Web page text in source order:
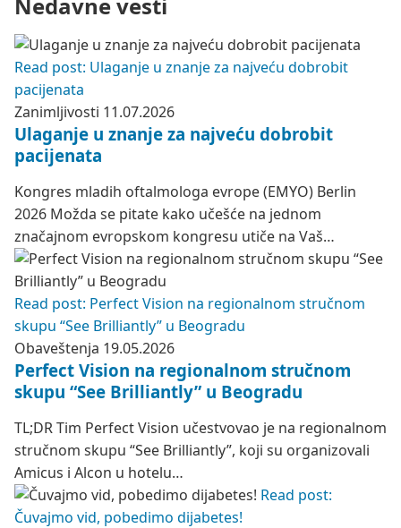
Read post: Ulaganje u znanje za najveću dobrobit
pacijenata
Zanimljivosti 11.07.2026
Ulaganje u znanje za najveću dobrobit
pacijenata
Kongres mladih oftalmologa evrope (EMYO) Berlin
2026 Možda se pitate kako učešće na jednom
značajnom evropskom kongresu utiče na Vaš…
Read post: Perfect Vision na regionalnom stručnom
skupu “See Brilliantly” u Beogradu
Obaveštenja 19.05.2026
Perfect Vision na regionalnom stručnom
skupu “See Brilliantly” u Beogradu
TL;DR Tim Perfect Vision učestvovao je na regionalnom
stručnom skupu “See Brilliantly”, koji su organizovali
Amicus i Alcon u hotelu…
Read post:
Čuvajmo vid, pobedimo dijabetes!